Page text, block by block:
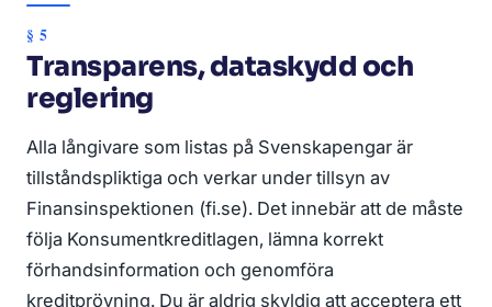
Transparens, dataskydd och
reglering
Alla långivare som listas på Svenskapengar är
tillståndspliktiga och verkar under tillsyn av
Finansinspektionen (fi.se). Det innebär att de måste
följa Konsumentkreditlagen, lämna korrekt
förhandsinformation och genomföra
kreditprövning. Du är aldrig skyldig att acceptera ett